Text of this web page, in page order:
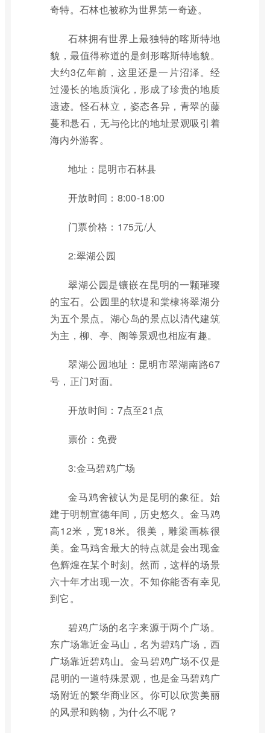
奇特。石林也被称为世界第一奇迹。
石林拥有世界上最独特的喀斯特地
貌，最值得称道的是剑形喀斯特地貌。
大约3亿年前，这里还是一片沼泽。经
过漫长的地质演化，形成了珍贵的地质
遗迹。怪石林立，姿态各异，青翠的藤
蔓和悬石，无与伦比的地址景观吸引着
海内外游客。
地址：昆明市石林县
开放时间：8:00-18:00
门票价格：175元/人
2:翠湖公园
翠湖公园是镶嵌在昆明的一颗璀璨
的宝石。公园里的软堤和棠棣将翠湖分
为五个景点。湖心岛的景点以清代建筑
为主，柳、亭、阁等景观也相应有趣。
翠湖公园地址：昆明市翠湖南路67
号，正门对面。
开放时间：7点至21点
票价：免费
3:金马碧鸡广场
金马鸡舍被认为是昆明的象征。始
建于明朝宣德年间，历史悠久。金马鸡
高12米，宽18米。很美，雕梁画栋很
美。金马鸡舍最大的特点就是会出现金
色辉煌在某个时刻。然而，这样的场景
六十年才出现一次。不知你能否有幸见
到它。
碧鸡广场的名字来源于两个广场。
东广场靠近金马山，名为碧鸡广场，西
广场靠近碧鸡山。金马碧鸡广场不仅是
昆明的一道特殊景观，也是金马碧鸡广
场附近的繁华商业区。你可以欣赏美丽
的风景和购物，为什么不呢？